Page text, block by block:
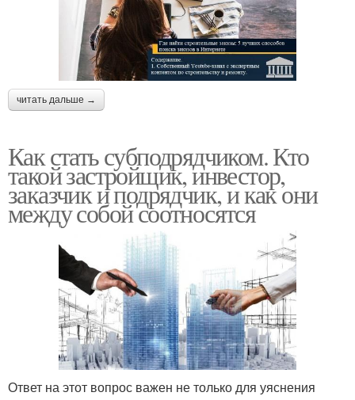
читать дальше →
Как стать субподрядчиком. Кто
такой застройщик, инвестор,
заказчик и подрядчик, и как они
между собой соотносятся
Ответ на этот вопрос важен не только для уяснения